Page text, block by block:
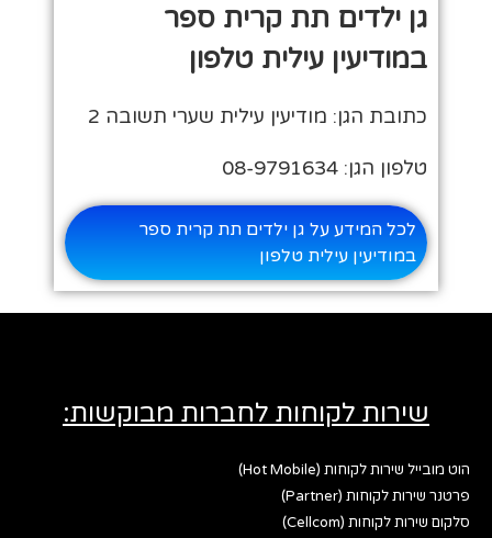
גן ילדים תת קרית ספר
במודיעין עילית טלפון
כתובת הגן: מודיעין עילית שערי תשובה 2
טלפון הגן: 08-9791634
לכל המידע על גן ילדים תת קרית ספר
במודיעין עילית טלפון
שירות לקוחות לחברות מבוקשות:
הוט מובייל שירות לקוחות (Hot Mobile)
פרטנר שירות לקוחות (Partner)
סלקום שירות לקוחות (Cellcom)